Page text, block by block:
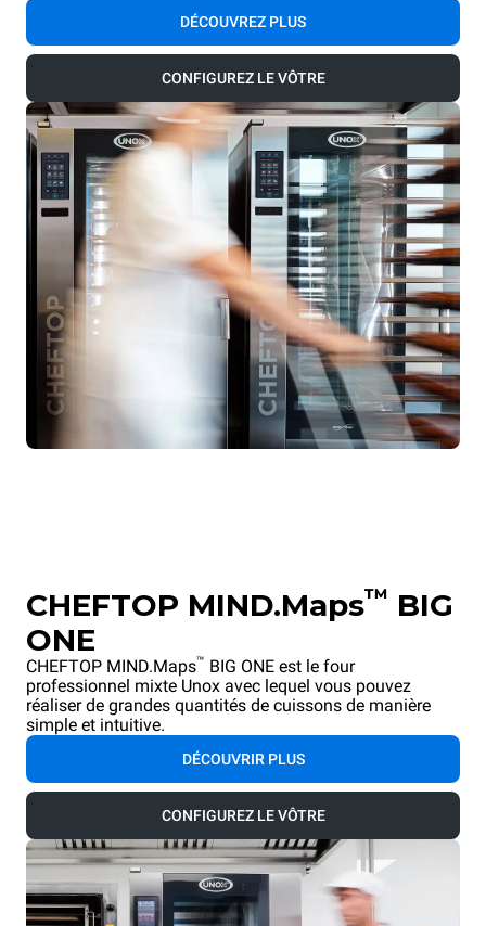
DÉCOUVREZ PLUS
CONFIGUREZ LE VÔTRE
CHEFTOP MIND.Maps™ BIG
ONE
CHEFTOP MIND.Maps™ BIG ONE est le four
professionnel mixte Unox avec lequel vous pouvez
réaliser de grandes quantités de cuissons de manière
simple et intuitive.
DÉCOUVRIR PLUS
CONFIGUREZ LE VÔTRE